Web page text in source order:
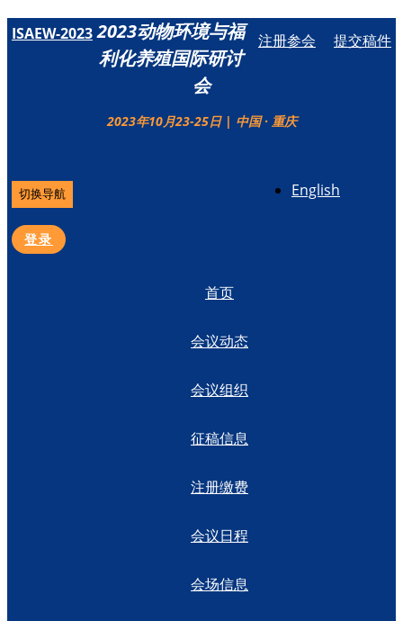
ISAEW-2023 注册参会 提交稿件
English
2023动物环境与福
利化养殖国际研讨
会
2023年10月23-25日 | 中国 · 重庆
切换导航
登录
首页
会议动态
会议组织
征稿信息
注册缴费
会议日程
会场信息